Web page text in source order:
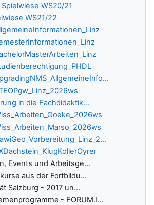
Spielwiese WS20/21
WS21/22
in die Fachdidaktik...
Events und Arbeitsge...
aus der Fortbildu...
Salzburg - 2017 un...
- FORUM.I...